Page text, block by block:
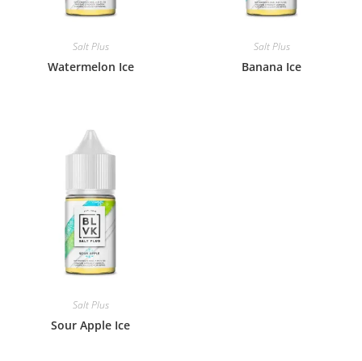
Salt Plus
Watermelon Ice
Salt Plus
Banana Ice
Salt Plus
Sour Apple Ice